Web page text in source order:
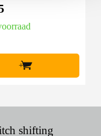
+
shifting